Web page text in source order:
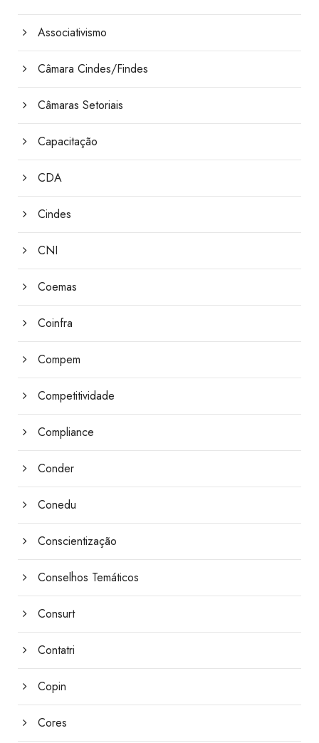
Associativismo
Câmara Cindes/Findes
Câmaras Setoriais
Capacitação
CDA
Cindes
CNI
Coemas
Coinfra
Compem
Competitividade
Compliance
Conder
Conedu
Conscientização
Conselhos Temáticos
Consurt
Contatri
Copin
Cores